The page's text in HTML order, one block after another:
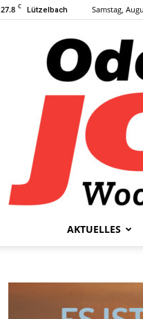
27.8 C Lützelbach Samstag,
AKTUELLES